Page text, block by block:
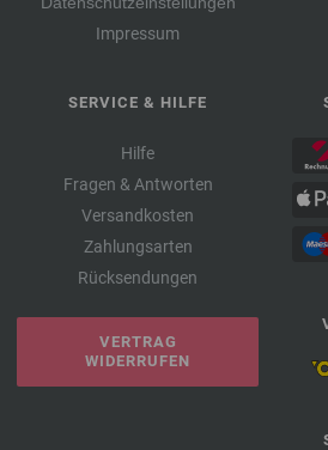
Impressum
SERVICE & HILFE
Hilfe
Fragen & Antworten
Versandkosten
Zahlungsarten
Rücksendungen
VERTRAG
WIDERRUFEN